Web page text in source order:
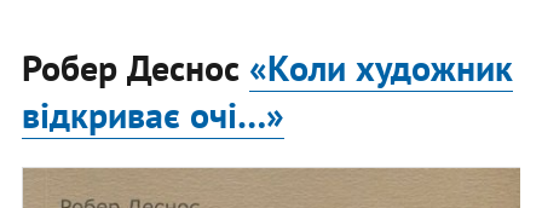
Робер Деснос «Коли художник
відкриває очі…»